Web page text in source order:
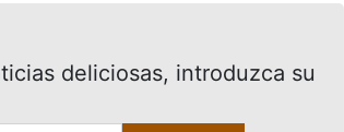
deliciosas, introduzca su